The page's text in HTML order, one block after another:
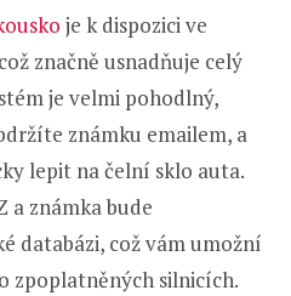
je k dispozici ve
značně usnadňuje celý
je velmi pohodlný,
známku emailem, a
lepit na čelní sklo auta.
a známka bude
databázi, což vám umožní
zpoplatněných silnicích.